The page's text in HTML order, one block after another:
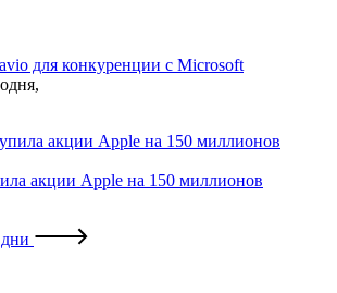
для конкуренции с Microsoft
акции Apple на 150 миллионов